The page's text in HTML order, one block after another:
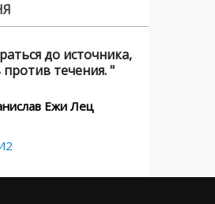
до источника,
течения. "
Ежи Лец